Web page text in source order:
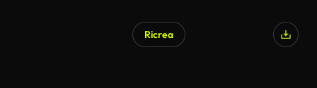
Ricrea